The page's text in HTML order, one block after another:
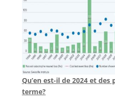
Qu’en est-il de 2024 et
terme?